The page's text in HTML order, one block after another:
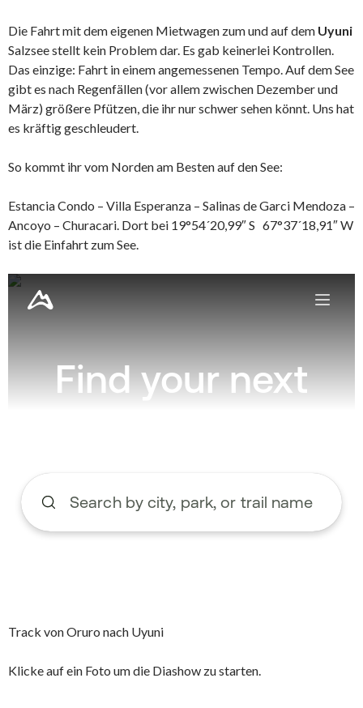
Die Fahrt mit dem eigenen Mietwagen zum und auf dem Uyuni
Salzsee stellt kein Problem dar. Es gab keinerlei Kontrollen.
Das einzige: Fahrt in einem angemessenen Tempo. Auf dem See
gibt es nach Regenfällen (vor allem zwischen Dezember und
März) größere Pfützen, die ihr nur schwer sehen könnt. Uns hat
es kräftig geschleudert.
So kommt ihr vom Norden am Besten auf den See:
Estancia Condo – Villa Esperanza – Salinas de Garci Mendoza –
Ancoyo – Churacari. Dort bei 19°54´20,99″ S 67°37´18,91″ W
ist die Einfahrt zum See.
Track von Oruro nach Uyuni
Klicke auf ein Foto um die Diashow zu starten.